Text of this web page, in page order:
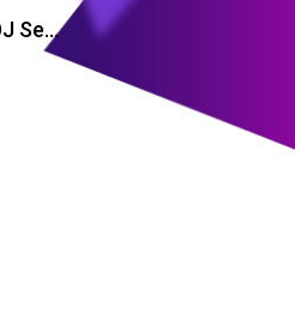
Zastanawiam się (DJ Sequence Remix)